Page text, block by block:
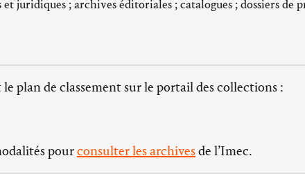
juridiques ; archives éditoriales ; catalogues ; dossiers de
plan de classement sur le portail des collections :
pourconsulter les archivesde l’Imec.